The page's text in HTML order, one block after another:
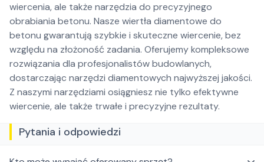
wiercenia, ale także narzędzia do precyzyjnego
obrabiania betonu. Nasze wiertła diamentowe do
betonu gwarantują szybkie i skuteczne wiercenie, bez
względu na złożoność zadania. Oferujemy kompleksowe
rozwiązania dla profesjonalistów budowlanych,
dostarczając narzędzi diamentowych najwyższej jakości.
Z naszymi narzędziami osiągniesz nie tylko efektywne
wiercenie, ale także trwałe i precyzyjne rezultaty.
Pytania i odpowiedzi